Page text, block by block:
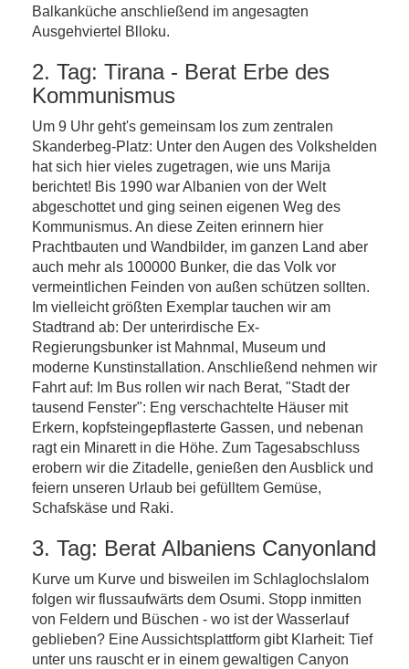
Balkanküche anschließend im angesagten
Ausgehviertel Blloku.
2. Tag: Tirana - Berat Erbe des
Kommunismus
Um 9 Uhr geht's gemeinsam los zum zentralen
Skanderbeg-Platz: Unter den Augen des Volkshelden
hat sich hier vieles zugetragen, wie uns Marija
berichtet! Bis 1990 war Albanien von der Welt
abgeschottet und ging seinen eigenen Weg des
Kommunismus. An diese Zeiten erinnern hier
Prachtbauten und Wandbilder, im ganzen Land aber
auch mehr als 100000 Bunker, die das Volk vor
vermeintlichen Feinden von außen schützen sollten.
Im vielleicht größten Exemplar tauchen wir am
Stadtrand ab: Der unterirdische Ex-
Regierungsbunker ist Mahnmal, Museum und
moderne Kunstinstallation. Anschließend nehmen wir
Fahrt auf: Im Bus rollen wir nach Berat, "Stadt der
tausend Fenster": Eng verschachtelte Häuser mit
Erkern, kopfsteingepflasterte Gassen, und nebenan
ragt ein Minarett in die Höhe. Zum Tagesabschluss
erobern wir die Zitadelle, genießen den Ausblick und
feiern unseren Urlaub bei gefülltem Gemüse,
Schafskäse und Raki.
3. Tag: Berat Albaniens Canyonland
Kurve um Kurve und bisweilen im Schlaglochslalom
folgen wir flussaufwärts dem Osumi. Stopp inmitten
von Feldern und Büschen - wo ist der Wasserlauf
geblieben? Eine Aussichtsplattform gibt Klarheit: Tief
unter uns rauscht er in einem gewaltigen Canyon